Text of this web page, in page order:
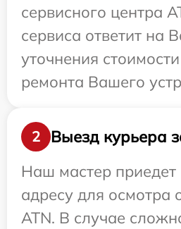
сервисного центра
сервиса ответит на
уточнения
ремонта Вашего
2
Выезд курьера
Наш мастер
адресу для осмотра
ATN. В случае